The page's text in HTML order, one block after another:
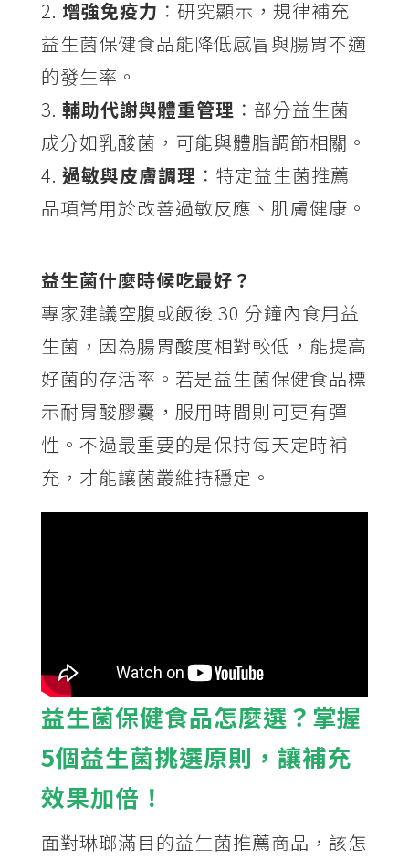
增強免疫力 ：研究顯示，規律補充
益生菌保健食品能降低感冒與腸胃不適
的發生率。
輔助代謝與體重管理 ：部分益生菌
成分如乳酸菌，可能與體脂調節相關。
過敏與皮膚調理 ：特定益生菌推薦
品項常用於改善過敏反應、肌膚健康。
益生菌什麼時候吃最好？
專家建議空腹或飯後 30 分鐘內食用益
生菌，因為腸胃酸度相對較低，能提高
好菌的存活率。若是益生菌保健食品標
示耐胃酸膠囊，服用時間則可更有彈
性。不過最重要的是保持每天定時補
充，才能讓菌叢維持穩定。
益生菌保健食品怎麼選？掌握
5個益生菌挑選原則，讓補充
效果加倍！
面對琳瑯滿目的益生菌推薦商品，該怎